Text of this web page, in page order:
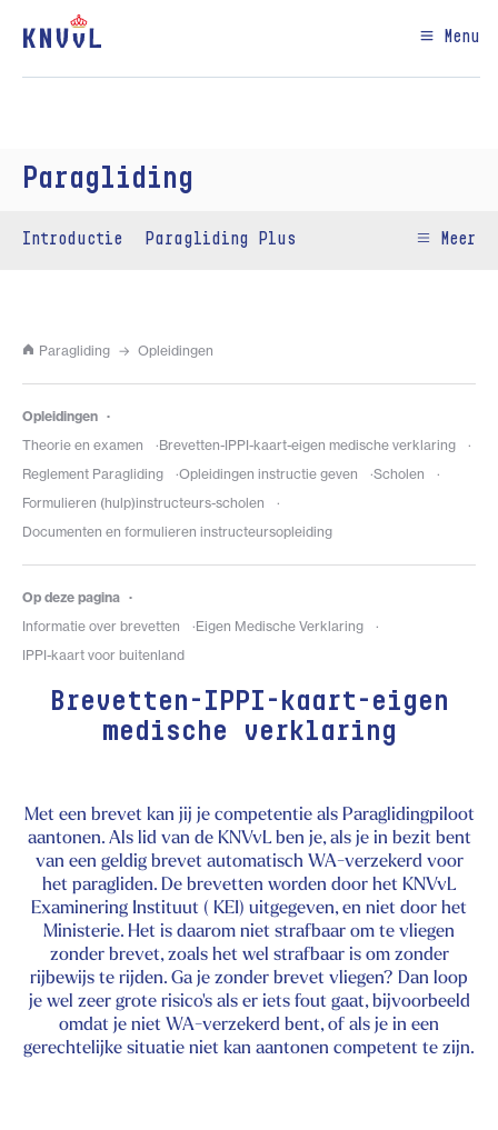
Menu
Paragliding
Introductie Paragliding Plus Meer
Paragliding Opleidingen
Opleidingen
Theorie en examen
Brevetten-IPPI-kaart-eigen medische verklaring
Reglement Paragliding
Opleidingen instructie geven
Scholen
Formulieren (hulp)instructeurs-scholen
Documenten en formulieren instructeursopleiding
Op deze pagina
Informatie over brevetten
Eigen Medische Verklaring
IPPI-kaart voor buitenland
Brevetten-IPPI-kaart-eigen
medische verklaring
Met een brevet kan jij je competentie als Paraglidingpiloot
aantonen. Als lid van de KNVvL ben je, als je in bezit bent
van een geldig brevet automatisch WA-verzekerd voor
het paragliden. De brevetten worden door het KNVvL
Examinering Instituut ( KEI) uitgegeven, en niet door het
Ministerie. Het is daarom niet strafbaar om te vliegen
zonder brevet, zoals het wel strafbaar is om zonder
rijbewijs te rijden. Ga je zonder brevet vliegen? Dan loop
je wel zeer grote risico's als er iets fout gaat, bijvoorbeeld
omdat je niet WA-verzekerd bent, of als je in een
gerechtelijke situatie niet kan aantonen competent te zijn.